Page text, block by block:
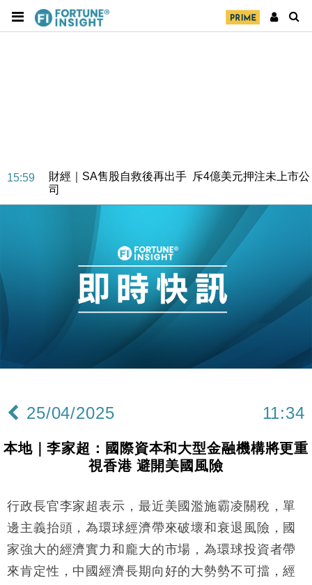
15:59
財經｜SA售股自救後再出手 斥4億美元押注未上市公
司
財經｜精星香港夥菜鳥拓全球智慧倉儲市場 加快海外
地產｜大酒店中期轉賺2300萬元 斥21億翻新香港及
國際｜特朗普赴洛杉磯高球場活動前 男子攜槍彈被捕
12:30
財經｜香港7月PMI回落至51 企業擴張放慢兼縮減人
財經｜黑石傳再籌逾360億美元 支援Anthropic租用
18:15
本地｜新世界K11 9月升級會員制度 增鉑金卡級別鎖
17:40
財經｜本港6月零售額連升14個月 珠寶鐘錶銷售升勢
50%
15:59
財經｜SA售股自救後再出手 斥4億美元押注未上市公
市場落地
25/04/2025 11:34
本地｜李家超：國際資本和大型金融機構將更重
視香港 避開美國風險
行政長官李家超表示，最近美國濫施霸凌關稅，單
邊主義抬頭，為環球經濟帶來破壞和衰退風險，國
家強大的經濟實力和龐大的市場，為環球投資者帶
來肯定性，中國經濟長期向好的大勢勢不可擋，經